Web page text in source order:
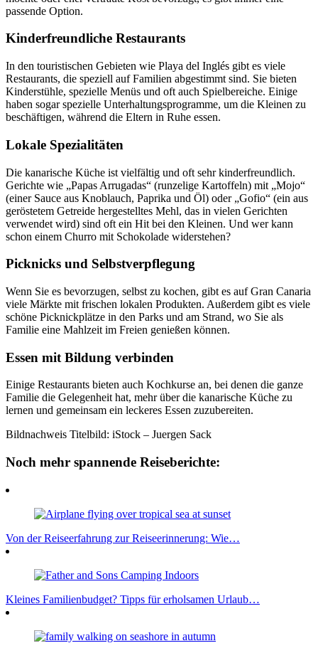
passende Option.
Kinderfreundliche Restaurants
In den touristischen Gebieten wie Playa del Inglés gibt es viele
Restaurants, die speziell auf Familien abgestimmt sind. Sie bieten
Kinderstühle, spezielle Menüs und oft auch Spielbereiche. Einige
haben sogar spezielle Unterhaltungsprogramme, um die Kleinen zu
beschäftigen, während die Eltern in Ruhe essen.
Lokale Spezialitäten
Die kanarische Küche ist vielfältig und oft sehr kinderfreundlich.
Gerichte wie „Papas Arrugadas“ (runzelige Kartoffeln) mit „Mojo“
(einer Sauce aus Knoblauch, Paprika und Öl) oder „Gofio“ (ein aus
geröstetem Getreide hergestelltes Mehl, das in vielen Gerichten
verwendet wird) sind oft ein Hit bei den Kleinen. Und wer kann
schon einem Churro mit Schokolade widerstehen?
Picknicks und Selbstverpflegung
Wenn Sie es bevorzugen, selbst zu kochen, gibt es auf Gran Canaria
viele Märkte mit frischen lokalen Produkten. Außerdem gibt es viele
schöne Picknickplätze in den Parks und am Strand, wo Sie als
Familie eine Mahlzeit im Freien genießen können.
Essen mit Bildung verbinden
Einige Restaurants bieten auch Kochkurse an, bei denen die ganze
Familie die Gelegenheit hat, mehr über die kanarische Küche zu
lernen und gemeinsam ein leckeres Essen zuzubereiten.
Bildnachweis Titelbild: iStock – Juergen Sack
Noch mehr spannende Reiseberichte:
Von der Reiseerfahrung zur Reiseerinnerung: Wie…
Kleines Familienbudget? Tipps für erholsamen Urlaub…